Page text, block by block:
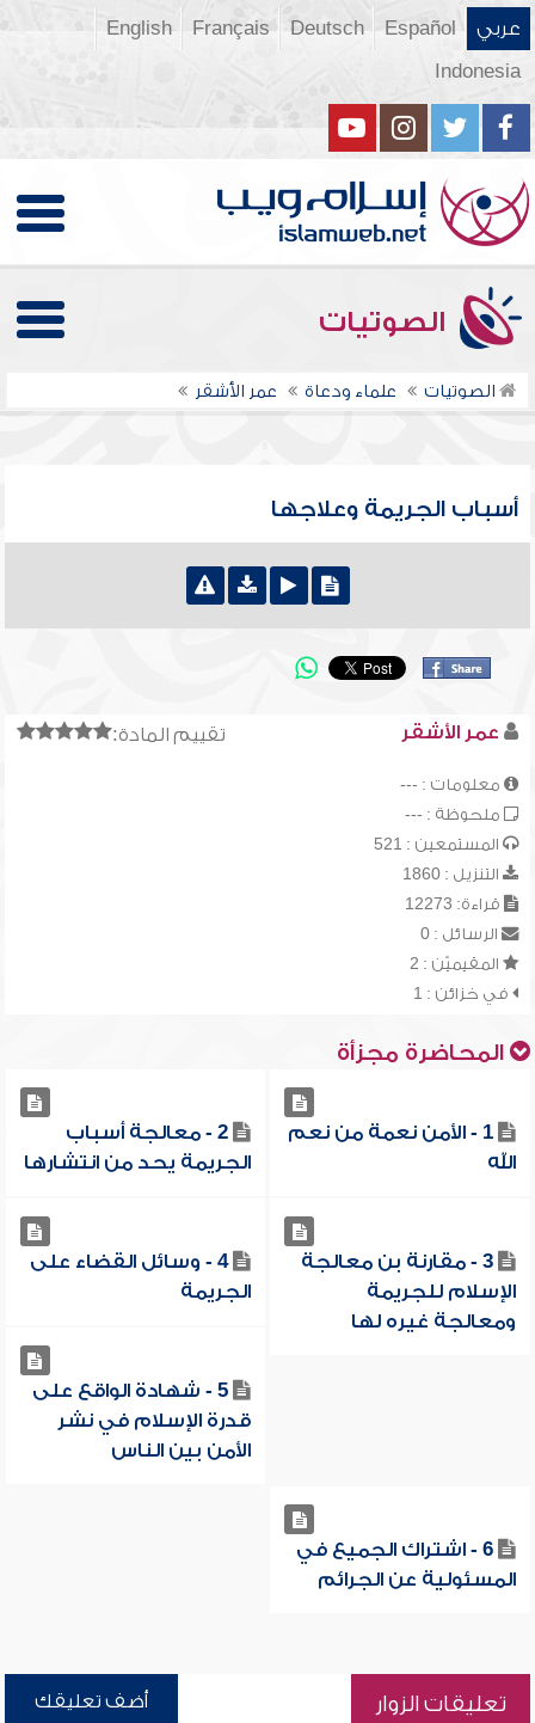
عربي Español
Deutsch
Français
English
Indonesia
الصوتيات
الصوتيات علماء ودعاة عمر الأشقر
أسباب الجريمة وعلاجها
تقييم المادة: عمر الأشقر
معلومات : ---
ملحوظة : ---
المستمعين : 521
التنزيل : 1860
قراءة: 12273
الرسائل : 0
المقيميّن : 2
في خزائن : 1
المحاضرة مجزأة
1 - الأمن نعمة من نعم
الله
2 - معالجة أسباب
الجريمة يحد من انتشارها
3 - مقارنة بن معالجة
الإسلام للجريمة
ومعالجة غيره لها
4 - وسائل القضاء على
الجريمة
5 - شهادة الواقع على
قدرة الإسلام في نشر
الأمن بين الناس
6 - اشتراك الجميع في
المسئولية عن الجرائم
تعليقات الزوار أضف تعليقك